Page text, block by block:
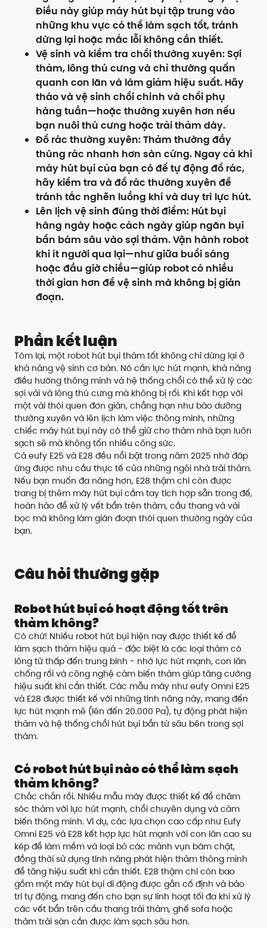
Điều này giúp máy hút bụi tập trung vào
những khu vực có thể làm sạch tốt, tránh
dừng lại hoặc mắc lỗi không cần thiết.
Vệ sinh và kiểm tra chổi thường xuyên: Sợi
thảm, lông thú cưng và chỉ thường quấn
quanh con lăn và làm giảm hiệu suất. Hãy
tháo và vệ sinh chổi chính và chổi phụ
hàng tuần—hoặc thường xuyên hơn nếu
bạn nuôi thú cưng hoặc trải thảm dày.
Đổ rác thường xuyên: Thảm thường đầy
thùng rác nhanh hơn sàn cứng. Ngay cả khi
máy hút bụi của bạn có đế tự động đổ rác,
hãy kiểm tra và đổ rác thường xuyên để
tránh tắc nghẽn luồng khí và duy trì lực hút.
Lên lịch vệ sinh đúng thời điểm: Hút bụi
hàng ngày hoặc cách ngày giúp ngăn bụi
bẩn bám sâu vào sợi thảm. Vận hành robot
khi ít người qua lại—như giữa buổi sáng
hoặc đầu giờ chiều—giúp robot có nhiều
thời gian hơn để vệ sinh mà không bị gián
đoạn.
Phần kết luận
Tóm lại, một robot hút bụi thảm tốt không chỉ dừng lại ở
khả năng vệ sinh cơ bản. Nó cần lực hút mạnh, khả năng
điều hướng thông minh và hệ thống chổi có thể xử lý các
sợi vải và lông thú cưng mà không bị rối. Khi kết hợp với
một vài thói quen đơn giản, chẳng hạn như bảo dưỡng
thường xuyên và lên lịch làm việc thông minh, những
chiếc máy hút bụi này có thể giữ cho thảm nhà bạn luôn
sạch sẽ mà không tốn nhiều công sức.
Cả eufy E25 và E28 đều nổi bật trong năm 2025 nhờ đáp
ứng được nhu cầu thực tế của những ngôi nhà trải thảm.
Nếu bạn muốn đa năng hơn, E28 thậm chí còn được
trang bị thêm máy hút bụi cầm tay tích hợp sẵn trong đế,
hoàn hảo để xử lý vết bẩn trên thảm, cầu thang và vải
bọc mà không làm gián đoạn thói quen thường ngày của
bạn.
Câu hỏi thường gặp
Robot hút bụi có hoạt động tốt trên
thảm không?
Có chứ! Nhiều robot hút bụi hiện nay được thiết kế để
làm sạch thảm hiệu quả - đặc biệt là các loại thảm có
lông từ thấp đến trung bình - nhờ lực hút mạnh, con lăn
chống rối và công nghệ cảm biến thảm giúp tăng cường
hiệu suất khi cần thiết. Các mẫu máy như eufy Omni E25
và E28 được thiết kế với những tính năng này, mang đến
lực hút mạnh mẽ (lên đến 20.000 Pa), tự động phát hiện
thảm và hệ thống chổi hút bụi bẩn từ sâu bên trong sợi
thảm.
Có robot hút bụi nào có thể làm sạch
thảm không?
Chắc chắn rồi. Nhiều mẫu máy được thiết kế để chăm
sóc thảm với lực hút mạnh, chổi chuyên dụng và cảm
biến thông minh. Ví dụ, các lựa chọn cao cấp như Eufy
Omni E25 và E28 kết hợp lực hút mạnh với con lăn cao su
kép để làm mềm và loại bỏ các mảnh vụn bám chặt,
đồng thời sử dụng tính năng phát hiện thảm thông minh
để tăng hiệu suất khi cần thiết. E28 thậm chí còn bao
gồm một máy hút bụi di động được gắn cố định và bảo
trì tự động, mang đến cho bạn sự linh hoạt tối đa khi xử lý
các vết bẩn trên cầu thang trải thảm, ghế sofa hoặc
thảm trải sàn cần được làm sạch sâu hơn.